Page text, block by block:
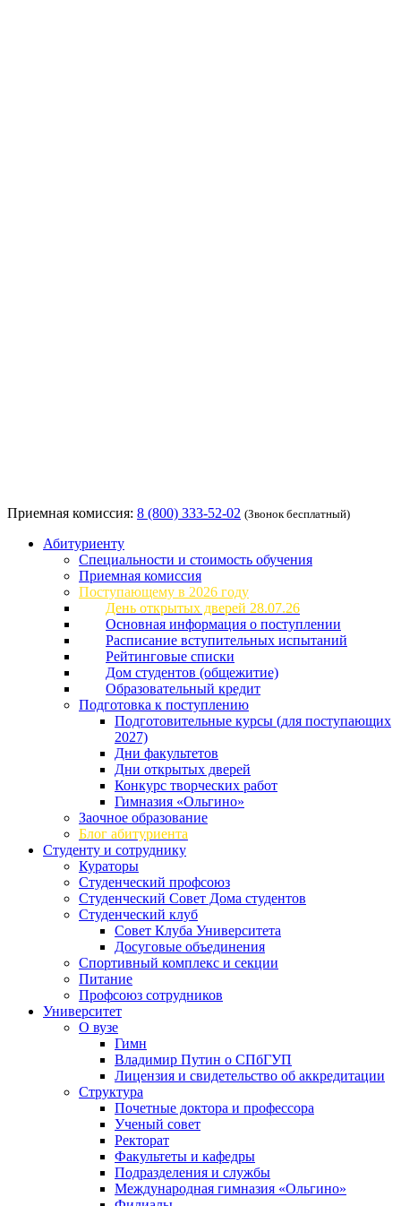
Приемная комиссия: 8 (800) 333-52-02 (Звонок бесплатный)
Абитуриенту
Специальности и стоимость обучения
Приемная комиссия
Поступающему в 2026 году
День открытых дверей 28.07.26
Основная информация о поступлении
Расписание вступительных испытаний
Рейтинговые списки
Дом студентов (общежитие)
Образовательный кредит
Подготовка к поступлению
Подготовительные курсы (для поступающих
2027)
Дни факультетов
Дни открытых дверей
Конкурс творческих работ
Гимназия «Ольгино»
Заочное образование
Блог абитуриента
Студенту и сотруднику
Кураторы
Студенческий профсоюз
Студенческий Совет Дома студентов
Студенческий клуб
Совет Клуба Университета
Досуговые объединения
Спортивный комплекс и секции
Питание
Профсоюз сотрудников
Университет
О вузе
Гимн
Владимир Путин о СПбГУП
Лицензия и свидетельство об аккредитации
Структура
Почетные доктора и профессора
Ученый совет
Ректорат
Факультеты и кафедры
Подразделения и службы
Международная гимназия «Ольгино»